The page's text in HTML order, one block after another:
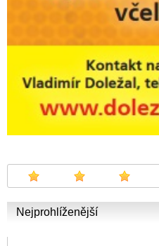
Nejprohlíženější